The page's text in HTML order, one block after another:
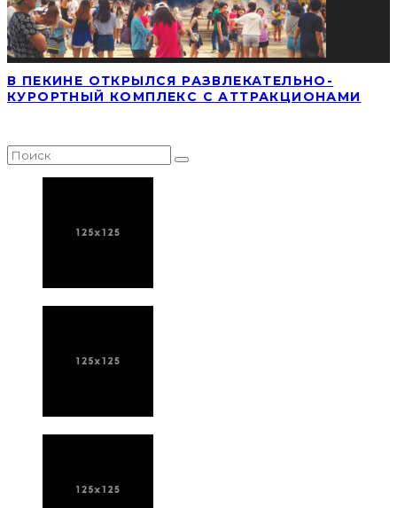
В ПЕКИНЕ ОТКРЫЛСЯ РАЗВЛЕКАТЕЛЬНО-
КУРОРТНЫЙ КОМПЛЕКС С АТТРАКЦИОНАМИ